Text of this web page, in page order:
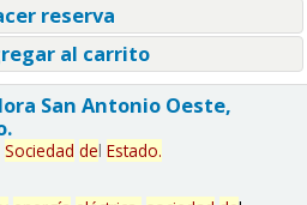
reserva
al carrito
San Antonio Oeste,
Sociedad del Estado.